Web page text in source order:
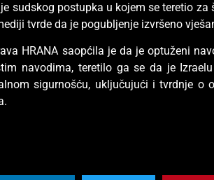
sudskog postupka u kojem se teretio
tvrde da je pogubljenje izvršeno
HRANA saopćila je da je optuženi
navodima, teretilo ga se da je
sigurnošću, uključujući i tvrdnje o